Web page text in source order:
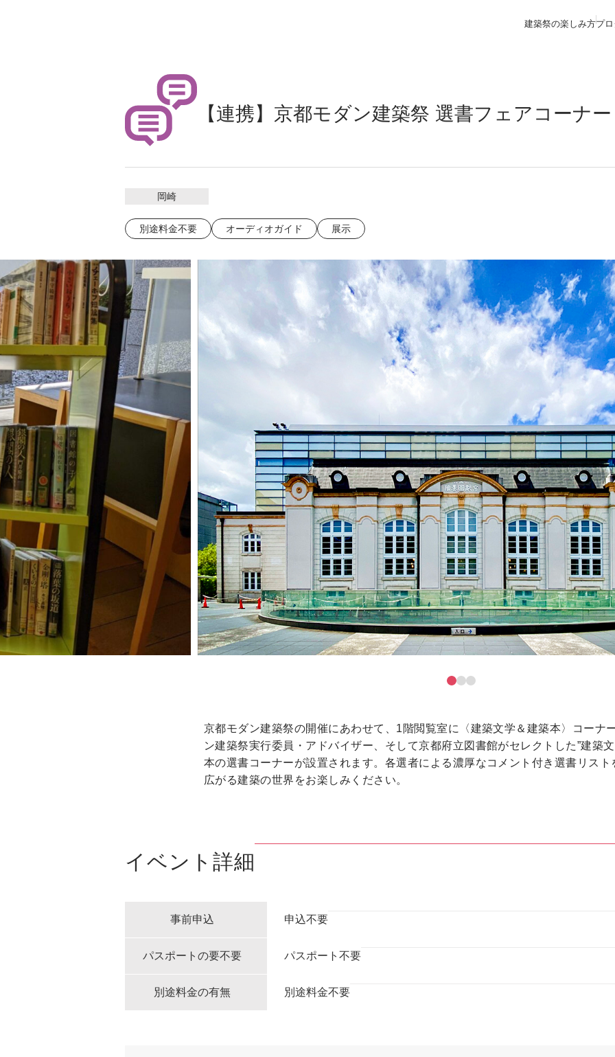
建築祭の楽しみ方プ
【連携】京都モダン建築祭 選書フェアコーナ
岡崎
別途料金不要 オーディオガイド 展示
京都モダン建築祭の開催にあわせて、1階閲覧室に〈建築文学＆建築本〉コーナ
ン建築祭実行委員・アドバイザー、そして京都府立図書館がセレクトした”建築
本の選書コーナーが設置されます。各選者による濃厚なコメント付き選書リス
広がる建築の世界をお楽しみください。
イベント詳細
事前申込 申込不要
パスポートの要不要 パスポート不要
別途料金の有無 別途料金不要